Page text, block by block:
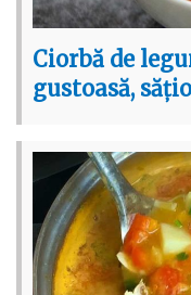
Ciorbă de
gustoasă,